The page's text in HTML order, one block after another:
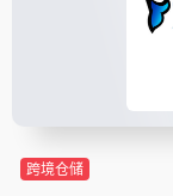
跨境仓储